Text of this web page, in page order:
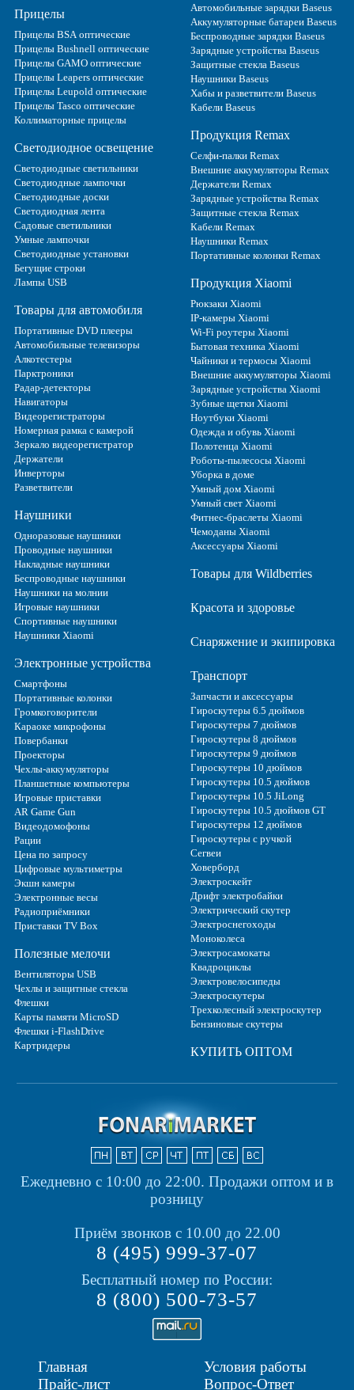
Прицелы
Прицелы BSA оптические
Прицелы Bushnell оптические
Прицелы GAMO оптические
Прицелы Leapers оптические
Прицелы Leupold оптические
Прицелы Tasco оптические
Коллиматорные прицелы
Светодиодное освещение
Светодиодные светильники
Светодиодные лампочки
Светодиодные доски
Светодиодная лента
Садовые светильники
Умные лампочки
Светодиодные установки
Бегущие строки
Лампы USB
Товары для автомобиля
Портативные DVD плееры
Автомобильные телевизоры
Алкотестеры
Парктроники
Радар-детекторы
Навигаторы
Видеорегистраторы
Номерная рамка с камерой
Зеркало видеорегистратор
Держатели
Инверторы
Разветвители
Наушники
Одноразовые наушники
Проводные наушники
Накладные наушники
Беспроводные наушники
Наушники на молнии
Игровые наушники
Спортивные наушники
Наушники Xiaomi
Электронные устройства
Смартфоны
Портативные колонки
Громкоговорители
Караоке микрофоны
Повербанки
Проекторы
Чехлы-аккумуляторы
Планшетные компьютеры
Игровые приставки
AR Game Gun
Видеодомофоны
Рации
Цена по запросу
Цифровые мультиметры
Экшн камеры
Электронные весы
Радиоприёмники
Приставки TV Box
Полезные мелочи
Вентиляторы USB
Чехлы и защитные стекла
Флешки
Карты памяти MicroSD
Флешки i-FlashDrive
Картридеры
Автомобильные зарядки Baseus
Аккумуляторные батареи Baseus
Беспроводные зарядки Baseus
Зарядные устройства Baseus
Защитные стекла Baseus
Наушники Baseus
Хабы и разветвители Baseus
Кабели Baseus
Продукция Remax
Селфи-палки Remax
Внешние аккумуляторы Remax
Держатели Remax
Зарядные устройства Remax
Защитные стекла Remax
Кабели Remax
Наушники Remax
Портативные колонки Remax
Продукция Xiaomi
Рюкзаки Xiaomi
IP-камеры Xiaomi
Wi-Fi роутеры Xiaomi
Бытовая техника Xiaomi
Чайники и термосы Xiaomi
Внешние аккумуляторы Xiaomi
Зарядные устройства Xiaomi
Зубные щетки Xiaomi
Ноутбуки Xiaomi
Одежда и обувь Xiaomi
Полотенца Xiaomi
Роботы-пылесосы Xiaomi
Уборка в доме
Умный дом Xiaomi
Умный свет Xiaomi
Фитнес-браслеты Xiaomi
Чемоданы Xiaomi
Аксессуары Xiaomi
Товары для Wildberries
Красота и здоровье
Снаряжение и экипировка
Транспорт
Запчасти и аксессуары
Гироскутеры 6.5 дюймов
Гироскутеры 7 дюймов
Гироскутеры 8 дюймов
Гироскутеры 9 дюймов
Гироскутеры 10 дюймов
Гироскутеры 10.5 дюймов
Гироскутеры 10.5 JiLong
Гироскутеры 10.5 дюймов GT
Гироскутеры 12 дюймов
Гироскутеры с ручкой
Сегвеи
Ховерборд
Электроскейт
Дрифт электробайки
Электрический скутер
Электроснегоходы
Моноколеса
Электросамокаты
Квадроциклы
Электровелосипеды
Электроскутеры
Трехколесный электроскутер
Бензиновые скутеры
КУПИТЬ ОПТОМ
Ежедневно с 10:00 до 22:00. Продажи оптом и в
розницу
Приём звонков с 10.00 до 22.00
8 (495) 999-37-07
Бесплатный номер по России:
8 (800) 500-73-57
Главная
Прайс-лист
Условия работы
Вопрос-Ответ